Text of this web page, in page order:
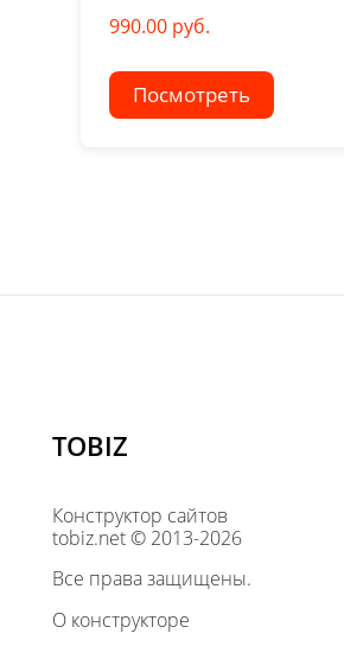
990.00 руб.
Посмотреть
TOBIZ
Конструктор сайтов
tobiz.net © 2013-2026
Все права защищены.
О конструкторе